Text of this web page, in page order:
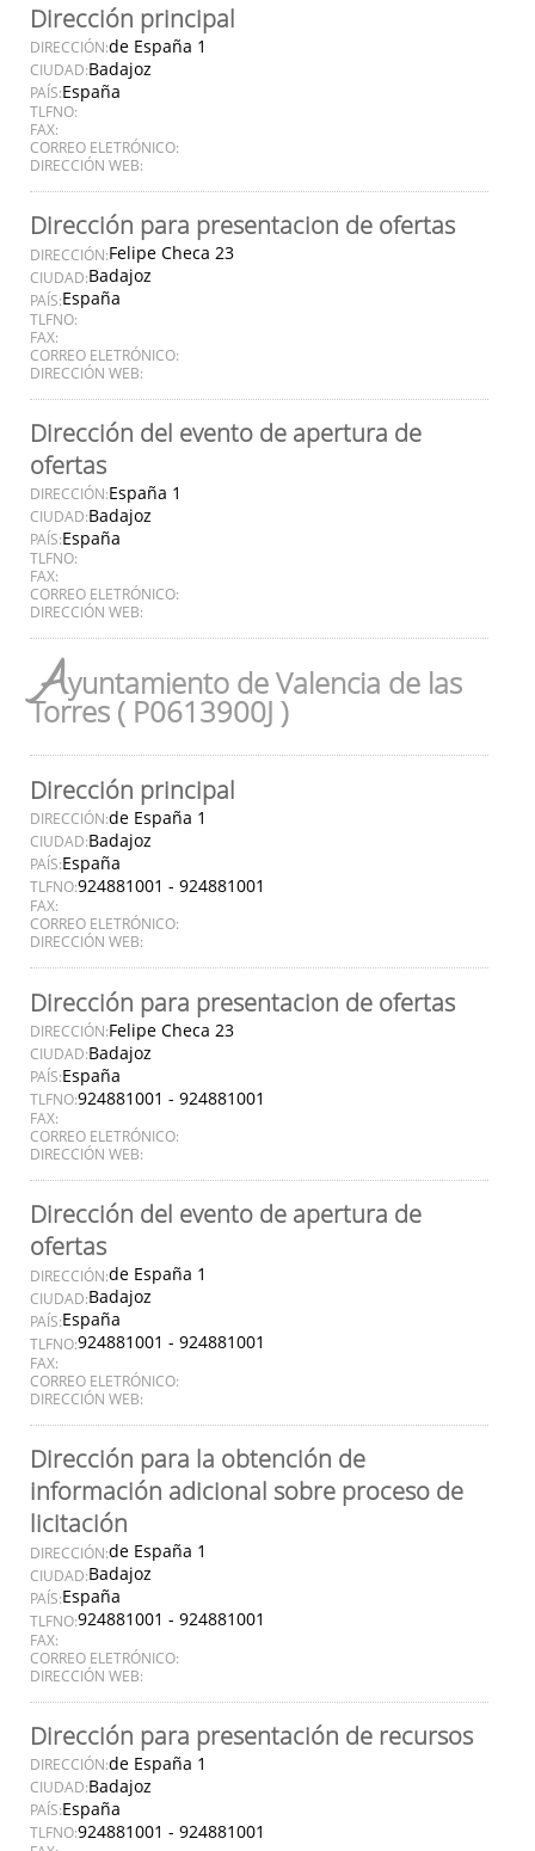
Dirección principal
DIRECCIÓN:de España 1
CIUDAD:Badajoz
PAÍS:España
TLFNO:
FAX:
CORREO ELETRÓNICO:
DIRECCIÓN WEB:
Dirección para presentacion de ofertas
DIRECCIÓN:Felipe Checa 23
CIUDAD:Badajoz
PAÍS:España
TLFNO:
FAX:
CORREO ELETRÓNICO:
DIRECCIÓN WEB:
Dirección del evento de apertura de
ofertas
DIRECCIÓN:España 1
CIUDAD:Badajoz
PAÍS:España
TLFNO:
FAX:
CORREO ELETRÓNICO:
DIRECCIÓN WEB:
Ayuntamiento de Valencia de las
Torres ( P0613900J )
Dirección principal
DIRECCIÓN:de España 1
CIUDAD:Badajoz
PAÍS:España
TLFNO:924881001 - 924881001
FAX:
CORREO ELETRÓNICO:
DIRECCIÓN WEB:
Dirección para presentacion de ofertas
DIRECCIÓN:Felipe Checa 23
CIUDAD:Badajoz
PAÍS:España
TLFNO:924881001 - 924881001
FAX:
CORREO ELETRÓNICO:
DIRECCIÓN WEB:
Dirección del evento de apertura de
ofertas
DIRECCIÓN:de España 1
CIUDAD:Badajoz
PAÍS:España
TLFNO:924881001 - 924881001
FAX:
CORREO ELETRÓNICO:
DIRECCIÓN WEB:
Dirección para la obtención de
información adicional sobre proceso de
licitación
DIRECCIÓN:de España 1
CIUDAD:Badajoz
PAÍS:España
TLFNO:924881001 - 924881001
FAX:
CORREO ELETRÓNICO:
DIRECCIÓN WEB:
Dirección para presentación de recursos
DIRECCIÓN:de España 1
CIUDAD:Badajoz
PAÍS:España
TLFNO:924881001 - 924881001